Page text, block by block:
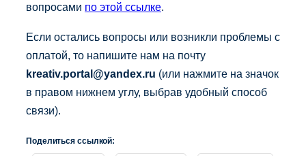
вопросами по этой ссылке.
Если остались вопросы или возникли проблемы с
оплатой, то напишите нам на почту
kreativ.portal@yandex.ru (или нажмите на значок
в правом нижнем углу, выбрав удобный способ
связи).
Поделиться ссылкой: